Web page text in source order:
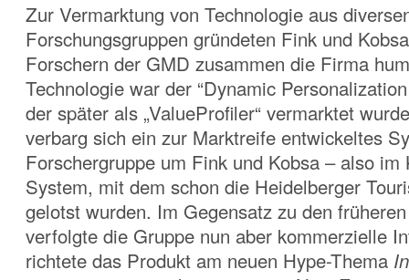
Zur Vermarktung von Technologie aus
Forschungsgruppen gründeten Fink und
Forschern der GMD zusammen die Firma
Technologie war der “Dynamic
der später als „ValueProfiler“ vermarktet
verbarg sich ein zur Marktreife entwickeltes
Forschergruppe um Fink und Kobsa – also im
System, mit dem schon die Heidelberger
gelotst wurden. Im Gegensatz zu den
verfolgte die Gruppe nun aber kommerzielle
richtete das Produkt am neuen Hype-Thema